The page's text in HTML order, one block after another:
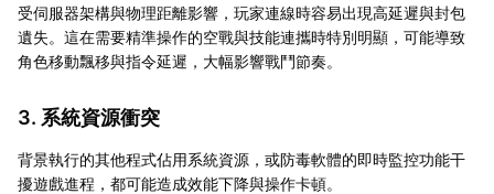
受伺服器架構與物理距離影響，玩家連線時容易出現高延遲與封包
遺失。這在需要精準操作的空戰與技能連攜時特別明顯，可能導致
角色移動飄移與指令延遲，大幅影響戰鬥節奏。
3. 系統資源衝突
背景執行的其他程式佔用系統資源，或防毒軟體的即時監控功能干
擾遊戲進程，都可能造成效能下降與操作卡頓。